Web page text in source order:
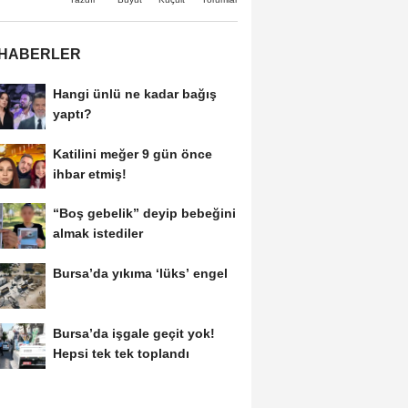
Hangi ünlü ne kadar bağış
yaptı?
Katilini meğer 9 gün önce
ihbar etmiş!
“Boş gebelik” deyip bebeğini
almak istediler
Bursa’da yıkıma ‘lüks’ engel
Bursa’da işgale geçit yok!
Hepsi tek tek toplandı